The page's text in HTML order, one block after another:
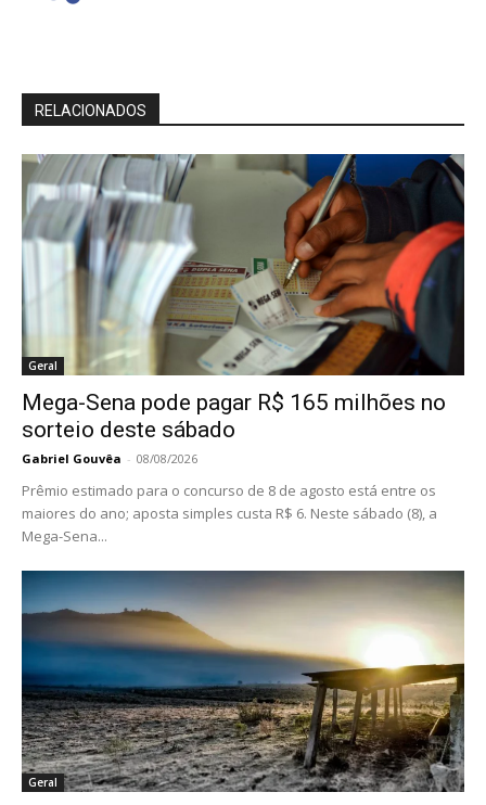
RELACIONADOS
Geral
Mega-Sena pode pagar R$ 165 milhões no
sorteio deste sábado
Gabriel Gouvêa - 08/08/2026
Prêmio estimado para o concurso de 8 de agosto está entre os
maiores do ano; aposta simples custa R$ 6. Neste sábado (8), a
Mega-Sena...
Geral